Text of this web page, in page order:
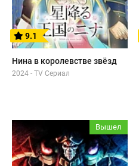
9.1
Нина в королевстве звёзд
2024 - TV Сериал
Вышел